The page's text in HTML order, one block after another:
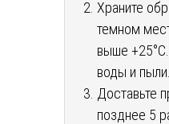
Храните
темном
выше
воды и пыли.
Доставьте
позднее 5